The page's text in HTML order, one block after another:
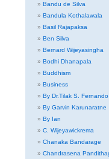
Bandu de Silva
Bandula Kothalawala
Basil Rajapaksa
Ben Silva
Bernard Wijeyasingha
Bodhi Dhanapala
Buddhism
Business
By Dr.Tilak S. Fernando
By Garvin Karunaratne
By Ian
C. Wijeyawickrema
Chanaka Bandarage
Chandrasena